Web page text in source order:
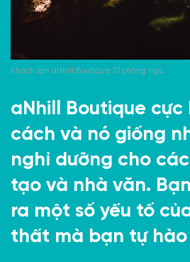
Khách sạn aNhill Boutique 27 phòng ngủ.
aNhill Boutique cực
cách và nó giống
nghỉ dưỡng cho
tạo và nhà văn.
ra một số yếu tố
thất mà bạn tự